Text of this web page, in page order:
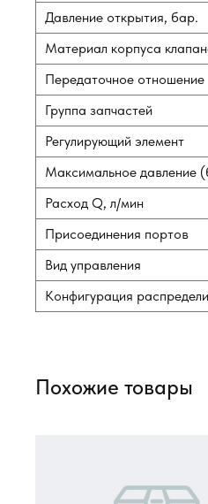
Давление открытия, бар.
Материал корпуса
Передаточное отношение
Группа запчастей
Регулирующий элемент
Максимальное давление
Расход Q, л/мин
Присоединения портов
Вид управления
Конфигурация
Похожие товары